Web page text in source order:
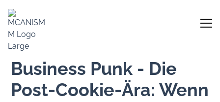
Business Punk - Die
Post-Cookie-Ära: Wenn